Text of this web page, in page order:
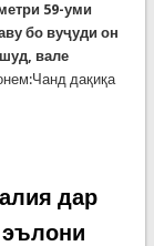
59-уми
бо вуҷуди он
вале
дақиқа
– Чаноқ
дар